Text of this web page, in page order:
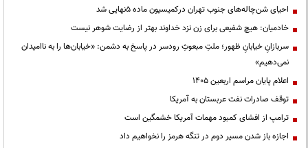
احیای شن‌چاله‌های جنوب تهران درکمیسیون ماده ۵نهایی شد
خادمیان: هیچ شفیعی برای زن نزد خداوند بهتر از رضایت شوهر نیست
سربازانِ خیابانِ ظهور؛ ملتِ مبعوثِ رودسر در پاسخ به دشمن: «خیابان‌ها را به ناامیدان
نمی‌دهیم»
اعلام پایان مراسم اربعین ۱۴۰۵
توقف صادرات نفت عربستان به آمریکا
ترامپ از افشای کمبود مهمات آمریکا خشمگین است
اجازه باز شدن مسیر دوم در تنگه هرمز را نخواهیم داد